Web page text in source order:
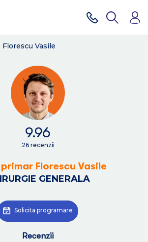
Florescu Vasile
9.96
26 recenzii
Florescu Vasile
GENERALA
Solicita programare
Recenzii